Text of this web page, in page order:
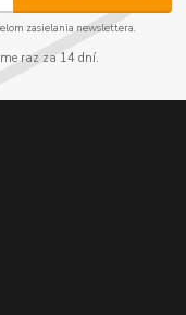
zasielania newslettera.
raz za 14 dní.